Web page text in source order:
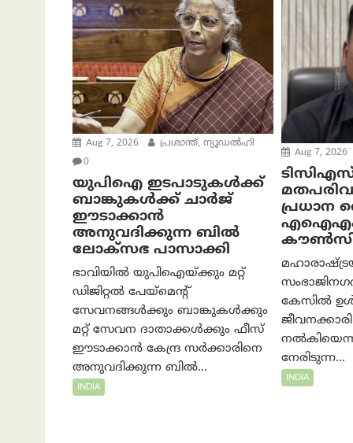
Aug 7, 2026
പ്രശാന്ത്, ന്യൂഡല്‍ഹി
0
യുപിഐ ഇടപാടുകൾക്ക്
ബാങ്കുകൾക്ക് ചാർജ്
ഈടാക്കാൻ
അനുവദിക്കുന്ന ബിൽ
ലോക്‌സഭ പാസാക്കി
ഭാവിയിൽ യുപിഐയ്ക്കും മറ്റ്
ഡിജിറ്റൽ പേയ്‌മെന്റ്
സേവനങ്ങൾക്കും ബാങ്കുകൾക്കും
മറ്റ് സേവന ദാതാക്കൾക്കും ഫീസ്
ഈടാക്കാൻ കേന്ദ്ര സർക്കാരിനെ
അനുവദിക്കുന്ന ബിൽ...
INDIA
Aug 7, 2026
പ്രധാന
കേസിൽ
നേരിടുന്ന...
INDIA